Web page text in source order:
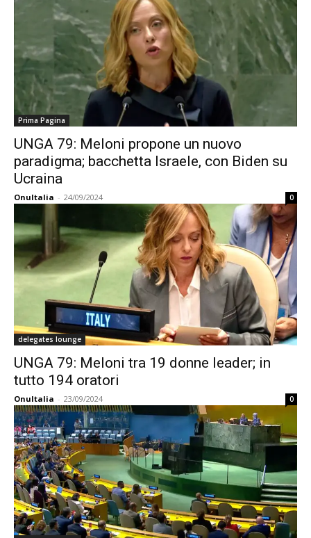
Prima Pagina
UNGA 79: Meloni propone un nuovo
paradigma; bacchetta Israele, con Biden su
Ucraina
OnuItalia - 24/09/2024 0
delegates lounge
UNGA 79: Meloni tra 19 donne leader; in
tutto 194 oratori
OnuItalia - 23/09/2024 0